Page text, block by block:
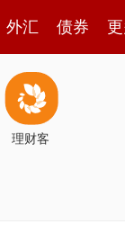
外汇 债券
理财客